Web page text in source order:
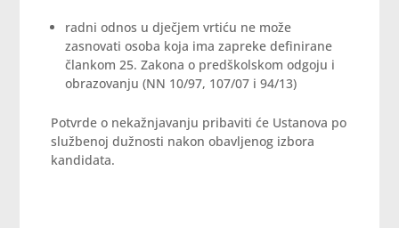
radni odnos u dječjem vrtiću ne može
zasnovati osoba koja ima zapreke definirane
člankom 25. Zakona o predškolskom odgoju i
obrazovanju (NN 10/97, 107/07 i 94/13)
Potvrde o nekažnjavanju pribaviti će Ustanova po
službenoj dužnosti nakon obavljenog izbora
kandidata.